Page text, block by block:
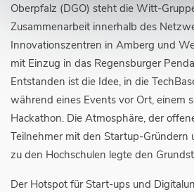
Oberpfalz (DGO) steht die Witt-
Zusammenarbeit innerhalb des
Innovationszentren in Amberg und
mit Einzug in das Regensburger
Entstanden ist die Idee, in die
während eines Events vor Ort, einem
Hackathon. Die Atmosphäre, der
Teilnehmer mit den Startup-Gründern
zu den Hochschulen legte den
Der Hotspot für Start-ups und